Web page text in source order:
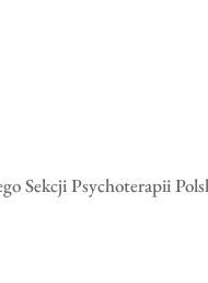
Sekcji Psychoterapii